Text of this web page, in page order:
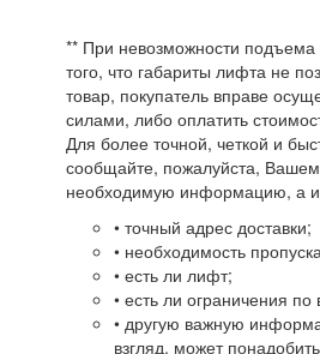
** При невозможности подъема
того, что габариты лифта не
товар, покупатель вправе
силами, либо оплатить
Для более точной, четкой и
сообщайте, пожалуйста,
необходимую информацию, а
• точный адрес доставки;
• необходимость
• есть ли лифт;
• есть ли ограничения
• другую важную
взгляд, может